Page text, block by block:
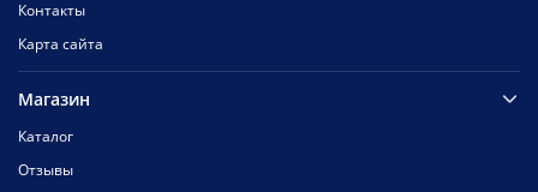
Контакты
Карта сайта
Магазин
Каталог
Отзывы